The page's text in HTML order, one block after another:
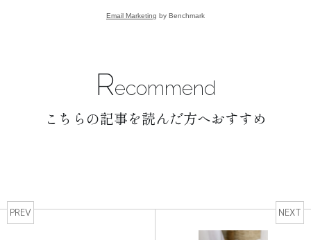
Email Marketing by Benchmark
Recommend
こちらの記事を読んだ方へおすすめ
PREV NEXT